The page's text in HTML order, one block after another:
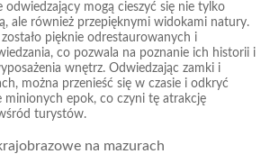
odwiedzający mogą cieszyć się nie tylko
ale również przepięknymi widokami natury.
pięknie odrestaurowanych i
co pozwala na poznanie ich historii i
wnętrz. Odwiedzając zamki i
można przenieść się w czasie i odkryć
minionych epok, co czyni tę atrakcję
turystów.
na mazurach